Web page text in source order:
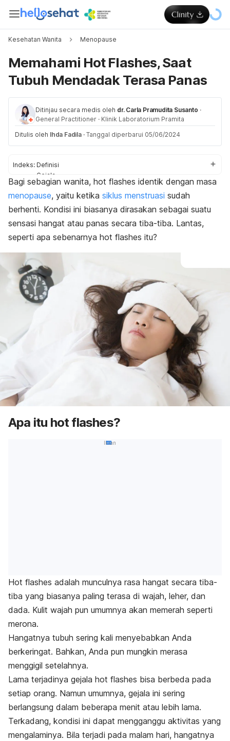
Kesehatan Wanita Menopause
Memahami Hot Flashes, Saat
Tubuh Mendadak Terasa Panas
Ditinjau secara medis oleh dr. Carla Pramudita Susanto ·
General Practitioner · Klinik Laboratorium Pramita
Ditulis oleh Ihda Fadila · Tanggal diperbarui 05/06/2024
Indeks: Definisi
Gejala
Penyebab
Faktor risiko
Diagnosis
Bagi sebagian wanita, hot flashes identik dengan masa
menopause, yaitu ketika siklus menstruasi sudah
berhenti. Kondisi ini biasanya dirasakan sebagai suatu
sensasi hangat atau panas secara tiba-tiba. Lantas,
seperti apa sebenarnya hot flashes itu?
Apa itu hot flashes?
Iklan
Hot flashes adalah munculnya rasa hangat secara tiba-
tiba yang biasanya paling terasa di wajah, leher, dan
dada. Kulit wajah pun umumnya akan memerah seperti
merona.
Hangatnya tubuh sering kali menyebabkan Anda
berkeringat. Bahkan, Anda pun mungkin merasa
menggigil setelahnya.
Lama terjadinya gejala hot flashes bisa berbeda pada
setiap orang. Namun umumnya, gejala ini sering
berlangsung dalam beberapa menit atau lebih lama.
Terkadang, kondisi ini dapat mengganggu aktivitas yang
mengalaminya. Bila terjadi pada malam hari, hangatnya